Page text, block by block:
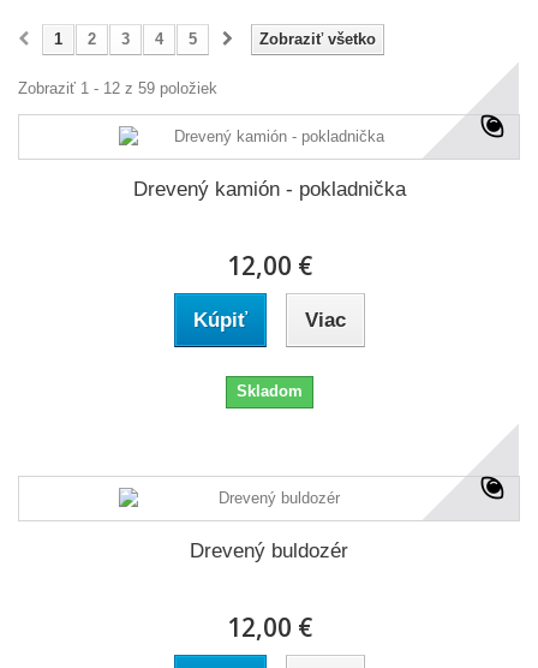
Zobraziť všetko
1 2 3 4 5
Zobraziť 1 - 12 z 59 položiek
Drevený kamión - pokladnička
12,00 €
Kúpiť Viac
Skladom
Drevený buldozér
12,00 €